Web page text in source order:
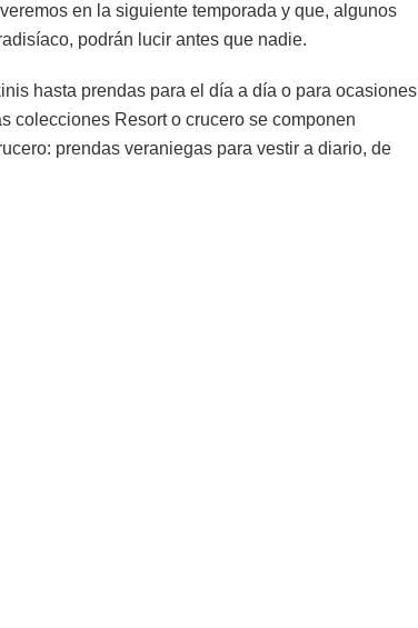
en la siguiente temporada y que, algunos
podrán lucir antes que nadie.
hasta prendas para el día a día o para ocasiones
colecciones Resort o crucero se componen
prendas veraniegas para vestir a diario, de